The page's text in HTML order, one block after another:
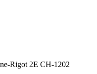
Rigot 2E CH-1202